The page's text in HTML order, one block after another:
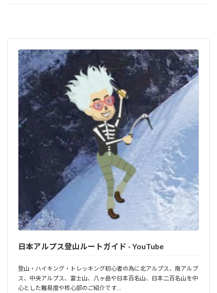
日本アルプス登山ルートガイド - YouTube
登山・ハイキング・トレッキング初心者の為に北アルプス、南アルプ
ス、中央アルプス、富士山、八ヶ岳や日本百名山、日本二百名山を中
心とした難易度や核心部のご紹介です…